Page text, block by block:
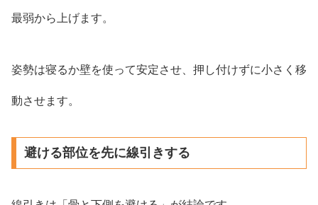
最弱から上げます。
姿勢は寝るか壁を使って安定させ、押し付けずに小さく移
動させます。
避ける部位を先に線引きする